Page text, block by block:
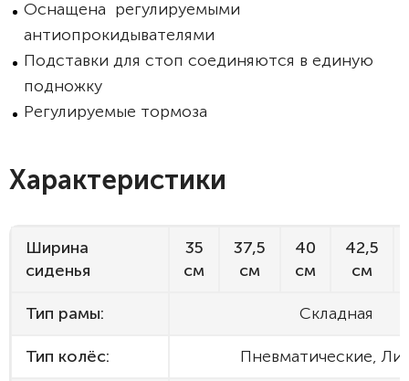
Оснащена регулируемыми
антиопрокидывателями
Подставки для стоп соединяются в единую
подножку
Регулируемые тормоза
Характеристики
Ширина
сиденья
35
см
37,5
см
40
см
42,5
см
Тип рамы: Складная
Тип колёс: Пневматические,